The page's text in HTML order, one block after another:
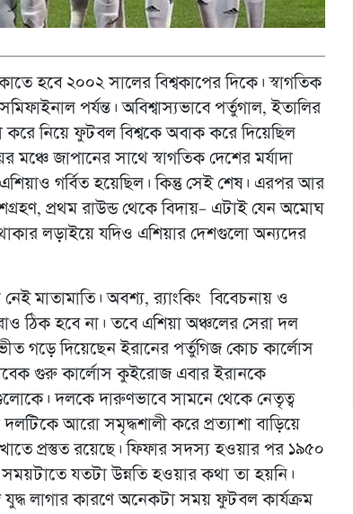
হবে ২০০২ সালের বিশ্বকাপের দিকে। স্বাগতিক
পর্যন্ত। অবিশ্বাস্যভাবে পর্তুগাল, ইতালির
নিয়ে ফুটবল বিশ্বকে অবাক করে দিয়েছিল
মঞ্চে জাপানের সাথে স্বাগতিক দেশের মর্যাদা
গর্বিত হয়েছিল। কিন্তু সেই শেষ। এরপর আর
প্রথম রাউন্ড থেকে বিদায়– এটাই যেন অমোঘ
লড়াইয়ে যদিও এশিয়ার দেশগুলো অন্যদের
মাতামাতি। অবশ্য, র‌্যাংকিং বিবেচনায় ও
ঠিক হবে না। তবে এশিয়া অঞ্চলের সেরা দল
ভীত গড়ে দিয়েছেন ইরানের পর্তুগিজ কোচ কার্লোস
গুরু কার্লোস কুইরোজ এবার ইরানকে
দলকে দারুণভাবে সামনে থেকে নেতৃত্ব
আরো সমৃদ্ধশালী করে প্রত্যাশা বাড়িয়ে
প্রস্তুত রয়েছে। ফিফার সদস্য হওয়ার পর ১৯৫০
যতটা উন্নতি হওয়ার কথা তা হয়নি।
যুদ্ধ লাগার কারণে অনেকটা সময় ফুটবল কার্যক্রম